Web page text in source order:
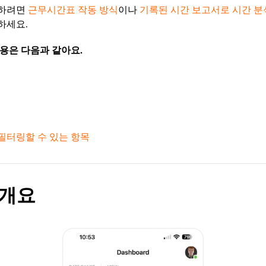
려면 근무시간표 작동 방식이나 기록된 시간 보고서로 시간 분
세요.
은 다음과 같아요.
터링할 수 있는 항목
요